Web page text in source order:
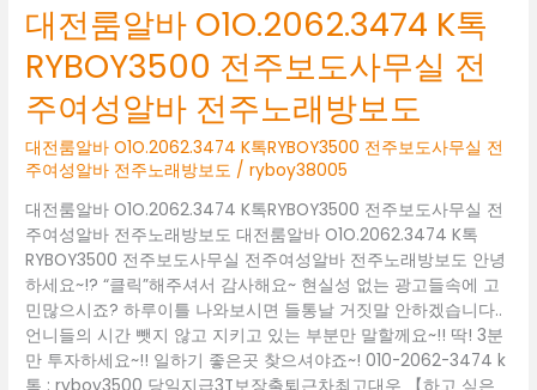
대전룸알바 O1O.2062.3474 K톡
RYBOY3500 전주보도사무실 전
주여성알바 전주노래방보도
대전룸알바 O1O.2062.3474 K톡RYBOY3500 전주보도사무실 전
주여성알바 전주노래방보도 /ryboy38005
대전룸알바 O1O.2062.3474 K톡RYBOY3500 전주보도사무실 전
주여성알바 전주노래방보도 대전룸알바 O1O.2062.3474 K톡
RYBOY3500 전주보도사무실 전주여성알바 전주노래방보도 안녕
하세요~!? “클릭”해주셔서 감사해요~ 현실성 없는 광고들속에 고
민많으시죠? 하루이틀 나와보시면 들통날 거짓말 안하겠습니다..
언니들의 시간 뺏지 않고 지키고 있는 부분만 말할께요~!! 딱! 3분
만 투자하세요~!! 일하기 좋은곳 찾으셔야죠~! 010-2062-3474 k
전
주
여
성
알
바
전
주
노
래
방
보
도